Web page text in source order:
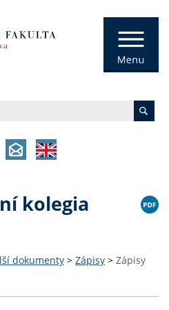
kolegia
dokumenty > Zápisy > Zápisy